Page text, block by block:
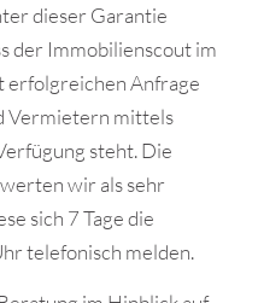
dieser Garantie
der Immobilienscout im
erfolgreichen Anfrage
Vermietern mittels
steht. Die
wir als sehr
sich 7 Tage die
telefonisch melden.